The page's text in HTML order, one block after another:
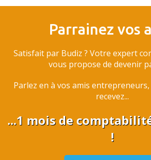
Parrainez vos
Satisfait par Budiz ? Votre expert
vous propose de devenir
Parlez en à vos amis
recevez...
...1 mois de
!